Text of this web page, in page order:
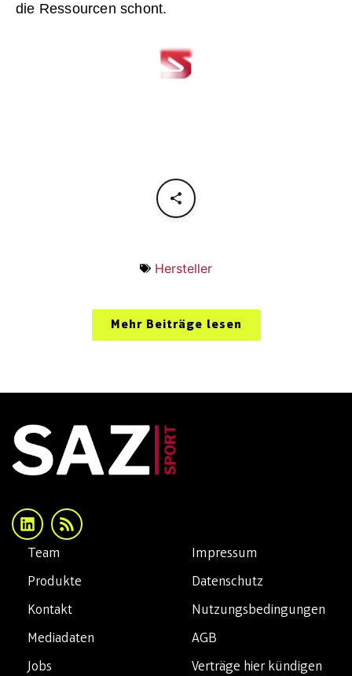
die Ressourcen schont.
Hersteller
Mehr Beiträge lesen
Impressum
Datenschutz
Nutzungsbedingungen
AGB
Verträge hier kündigen
Team
Produkte
Kontakt
Mediadaten
Jobs